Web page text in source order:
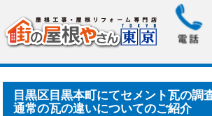
> 目黒区目黒本町にてセ
メント瓦と通常の瓦の違.....
目黒区目黒本町にてセメント瓦の調
通常の瓦の違いについてのご紹介